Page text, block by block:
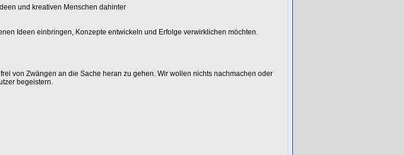
und kreativen Menschen dahinter
Ideen einbringen, Konzepte entwickeln und Erfolge verwirklichen möchten.
von Zwängen an die Sache heran zu gehen. Wir wollen nichts nachmachen oder
begeistern.